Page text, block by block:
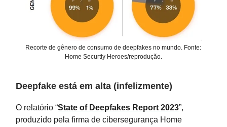
Recorte de gênero de consumo de deepfakes no mundo. Fonte:
Home Securtiy Heroes/reprodução.
Deepfake está em alta (infelizmente)
O relatório “State of Deepfakes Report 2023”,
produzido pela firma de cibersegurança Home